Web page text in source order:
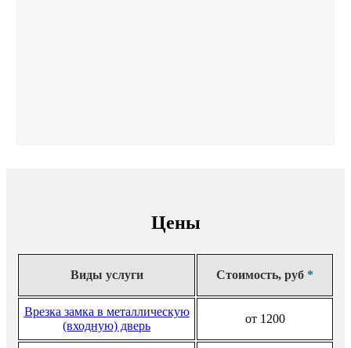
Цены
Виды услуги Стоимость, руб *
Врезка замка в металлическую
(входную) дверь
от 1200